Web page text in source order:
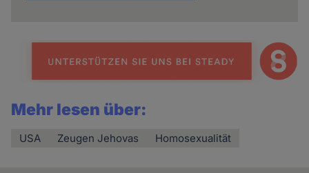
Mehr lesen über:
USA Zeugen Jehovas Homosexualität